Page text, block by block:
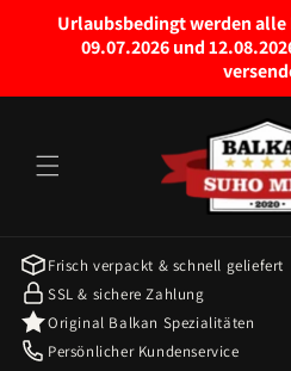
садржај
Urlaubsbedingt werden
09.07.2026 und
Frisch verpackt & schnell geliefert
SSL & sichere Zahlung
Original Balkan Spezialitäten
Persönlicher Kundenservice